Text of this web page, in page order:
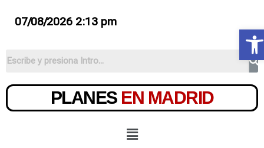
07/08/2026 2:13 pm
PLANES EN MADRID